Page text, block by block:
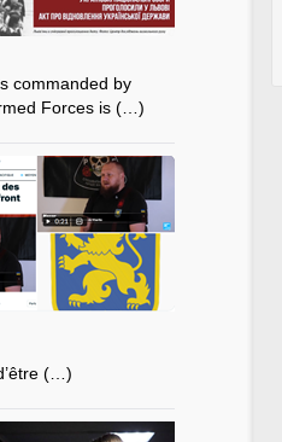
commanded by
Forces is (…)
(…)